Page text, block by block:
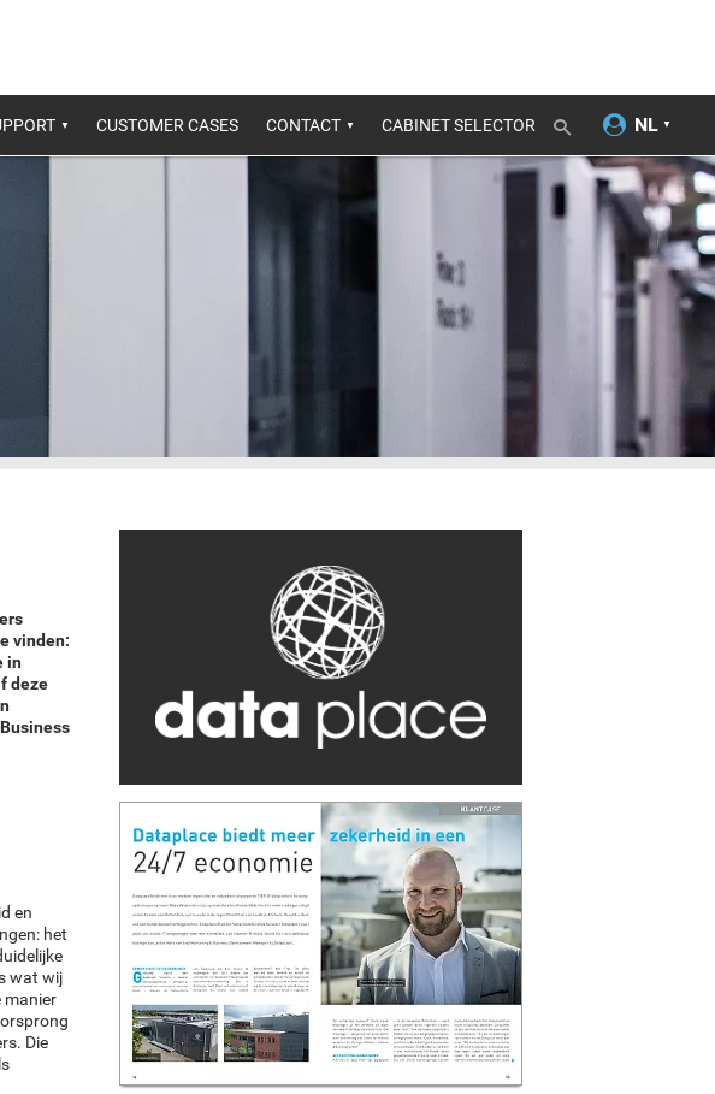
CUSTOMER CASES CONTACT CABINET SELECTOR
vinden:
in
deze
en
het
wat wij
manier
Die